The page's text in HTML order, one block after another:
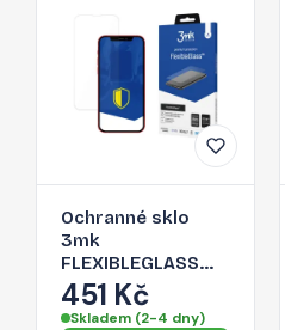
Ochranné sklo
3mk
FLEXIBLEGLASS
pro iPhone 13 Pro -
černá
451 Kč
Skladem (2-4 dny)